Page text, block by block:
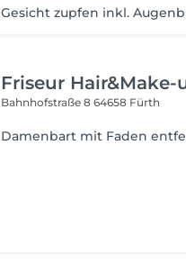
Gesicht zupfen inkl.
Friseur Hair&Make-
Bahnhofstraße 864658 Fürth
Damenbart mit Faden